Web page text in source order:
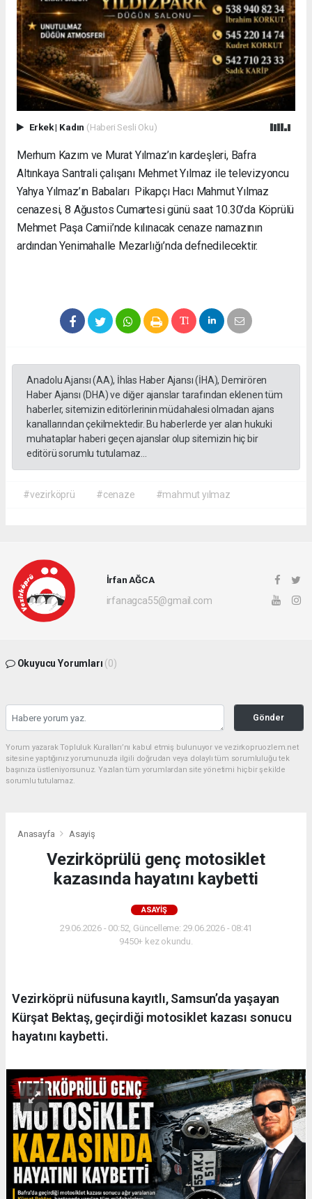
Erkek| Kadın (Haberi Sesli Oku)
Merhum Kazım ve Murat Yılmaz’ın kardeşleri, Bafra
Altınkaya Santrali çalışanı Mehmet Yılmaz ile televizyoncu
Yahya Yılmaz’ın Babaları Pikapçı Hacı Mahmut Yılmaz
cenazesi, 8 Ağustos Cumartesi günü saat 10.30’da Köprülü
Mehmet Paşa Camii’nde kılınacak cenaze namazının
ardından Yenimahalle Mezarlığı’nda defnedilecektir.
Anadolu Ajansı (AA), İhlas Haber Ajansı (İHA), Demirören
Haber Ajansı (DHA) ve diğer ajanslar tarafından eklenen tüm
haberler, sitemizin editörlerinin müdahalesi olmadan ajans
kanallarından çekilmektedir. Bu haberlerde yer alan hukuki
muhataplar haberi geçen ajanslar olup sitemizin hiç bir
editörü sorumlu tutulamaz...
#vezirköprü #cenaze #mahmut yılmaz
İrfan AĞCA
irfanagca55@gmail.com
Okuyucu Yorumları (0)
Gönder
Yorum yazarak Topluluk Kuralları’nı kabul etmiş bulunuyor ve vezirkopruozlem.net
sitesine yaptığınız yorumunuzla ilgili doğrudan veya dolaylı tüm sorumluluğu tek
başınıza üstleniyorsunuz. Yazılan tüm yorumlardan site yönetimi hiçbir şekilde
sorumlu tutulamaz.
Anasayfa Asayiş
Vezirköprülü genç motosiklet
kazasında hayatını kaybetti
ASAYIŞ
29.06.2026 - 00:52, Güncelleme: 29.06.2026 - 08:41
9450+ kez okundu.
Vezirköprü nüfusuna kayıtlı, Samsun’da yaşayan
Kürşat Bektaş, geçirdiği motosiklet kazası sonucu
hayatını kaybetti.